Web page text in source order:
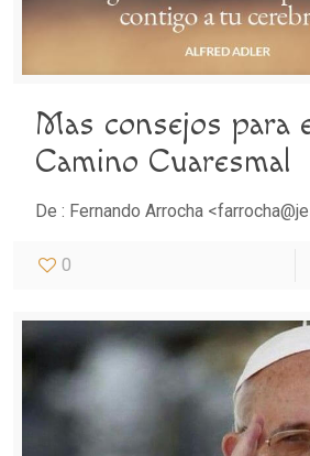
Mas consejos para
Camino Cuaresmal
De : Fernando Arrocha
0